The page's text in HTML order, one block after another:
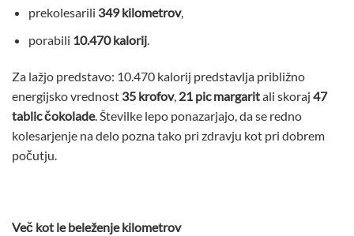
prekolesarili 349 kilometrov,
porabili 10.470 kalorij.
Za lažjo predstavo: 10.470 kalorij predstavlja približno
energijsko vrednost 35 krofov, 21 pic margaritali skoraj 47
tablic čokolade. Številke lepo ponazarjajo, da se redno
kolesarjenje na delo pozna tako pri zdravju kot pri dobrem
počutju.
Več kot le beleženje kilometrov